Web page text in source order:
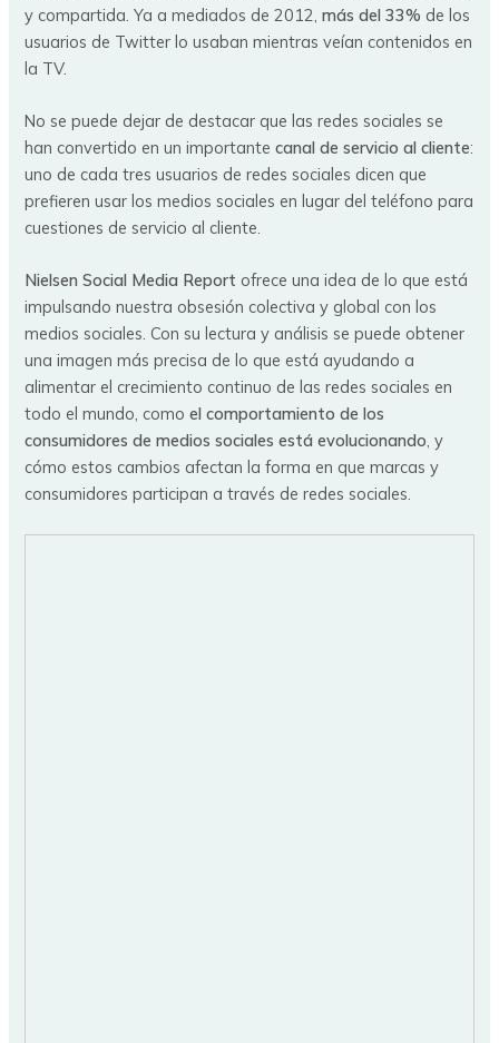
y compartida. Ya a mediados de 2012,más del 33% de los
usuarios de Twitter lo usaban mientras veían contenidos en
la TV.
No se puede dejar de destacar que las redes sociales se
han convertido en un importantecanal de servicio al cliente:
uno de cada tres usuarios de redes sociales dicen que
prefieren usar los medios sociales en lugar del teléfono para
cuestiones de servicio al cliente.
Nielsen Social Media Report ofrece una idea de lo que está
impulsando nuestra obsesión colectiva y global con los
medios sociales. Con su lectura y análisis se puede obtener
una imagen más precisa de lo que está ayudando a
alimentar el crecimiento continuo de las redes sociales en
todo el mundo, comoel comportamiento de los
consumidores de medios sociales está evolucionando, y
cómo estos cambios afectan la forma en que marcas y
consumidores participan a través de redes sociales.